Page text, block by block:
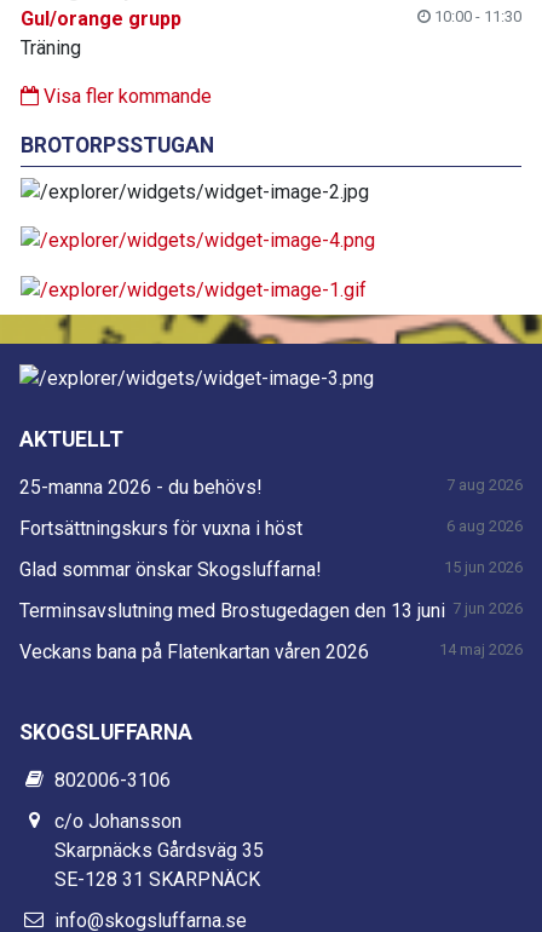
Gul/orange grupp
10:00 - 11:30
Träning
Visa fler kommande
BROTORPSSTUGAN
AKTUELLT
25-manna 2026 - du behövs! 7 aug 2026
Fortsättningskurs för vuxna i höst 6 aug 2026
Glad sommar önskar Skogsluffarna! 15 jun 2026
Terminsavslutning med Brostugedagen den 13 juni 7 jun 2026
Veckans bana på Flatenkartan våren 2026 14 maj 2026
SKOGSLUFFARNA
802006-3106
c/o Johansson
Skarpnäcks Gårdsväg 35
SE-128 31 SKARPNÄCK
info@skogsluffarna.se